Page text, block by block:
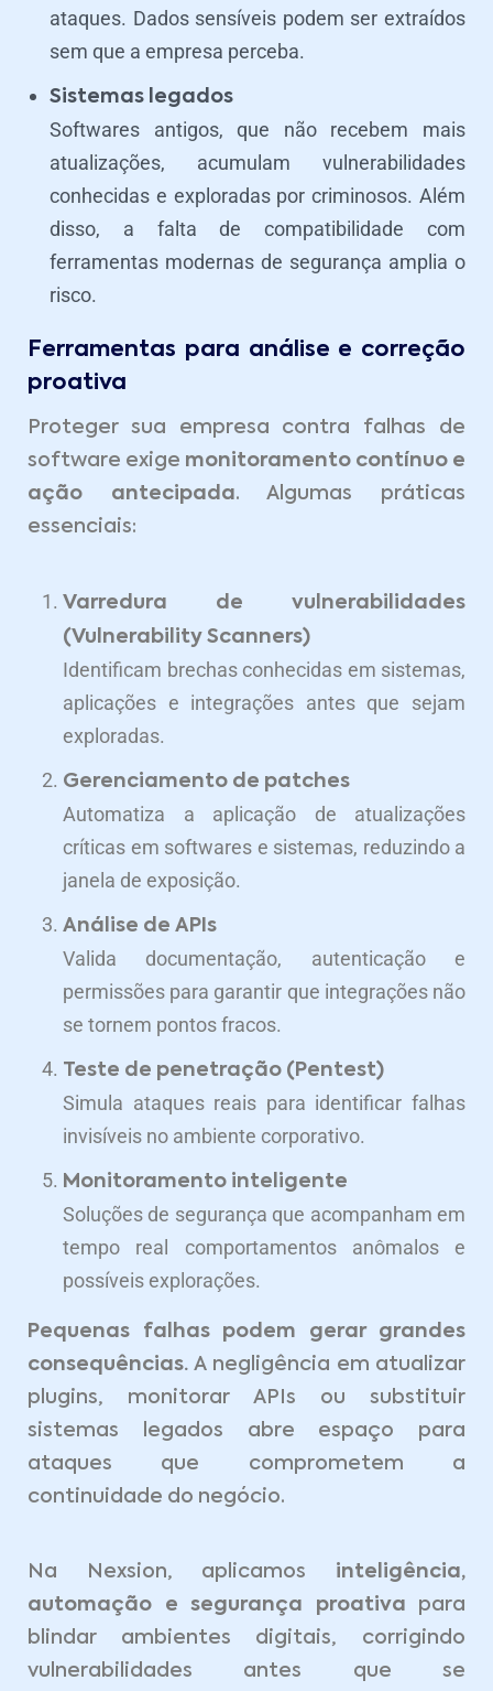
ataques. Dados sensíveis podem ser extraídos
sem que a empresa perceba.
Sistemas legados
Softwares antigos, que não recebem mais
atualizações, acumulam vulnerabilidades
conhecidas e exploradas por criminosos. Além
disso, a falta de compatibilidade com
ferramentas modernas de segurança amplia o
risco.
Ferramentas para análise e correção
proativa
Proteger sua empresa contra falhas de
software exige monitoramento contínuo e
ação antecipada. Algumas práticas
essenciais:
Varredura de vulnerabilidades
(Vulnerability Scanners)
Identificam brechas conhecidas em sistemas,
aplicações e integrações antes que sejam
exploradas.
Gerenciamento de patches
Automatiza a aplicação de atualizações
críticas em softwares e sistemas, reduzindo a
janela de exposição.
Análise de APIs
Valida documentação, autenticação e
permissões para garantir que integrações não
se tornem pontos fracos.
Teste de penetração (Pentest)
Simula ataques reais para identificar falhas
invisíveis no ambiente corporativo.
Monitoramento inteligente
Soluções de segurança que acompanham em
tempo real comportamentos anômalos e
possíveis explorações.
Pequenas falhas podem gerar grandes
consequências. A negligência em atualizar
plugins, monitorar APIs ou substituir
sistemas legados abre espaço para
ataques que comprometem a
continuidade do negócio.
Na Nexsion, aplicamos inteligência,
automação e segurança proativa para
blindar ambientes digitais, corrigindo
vulnerabilidades antes que se